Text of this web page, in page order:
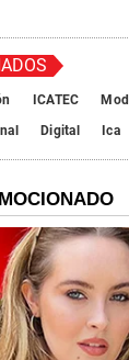
ICATEC
Digital Ica